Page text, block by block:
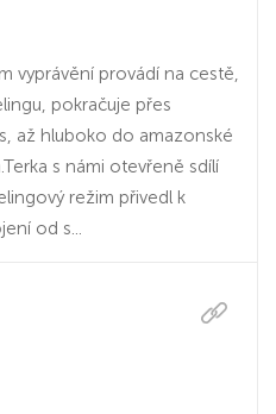
vyprávění provádí na cestě,
pokračuje přes
až hluboko do amazonské
s námi otevřeně sdílí
režim přivedl k
od s...